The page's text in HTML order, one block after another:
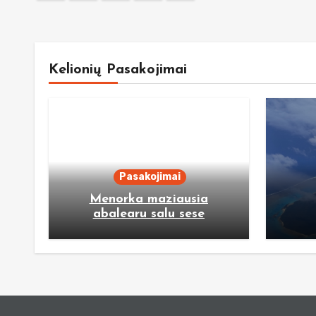
Kelionių Pasakojimai
Pasakojimai
Menorka maziausia
abalearu salu sese